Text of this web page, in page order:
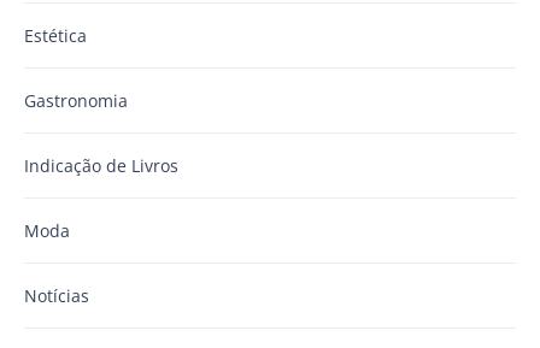
Estética
Gastronomia
Indicação de Livros
Moda
Notícias